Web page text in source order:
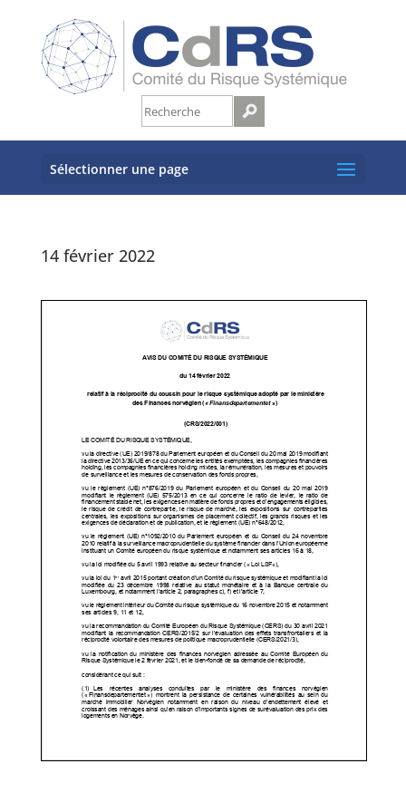
Sélectionner une page
14 février 2022